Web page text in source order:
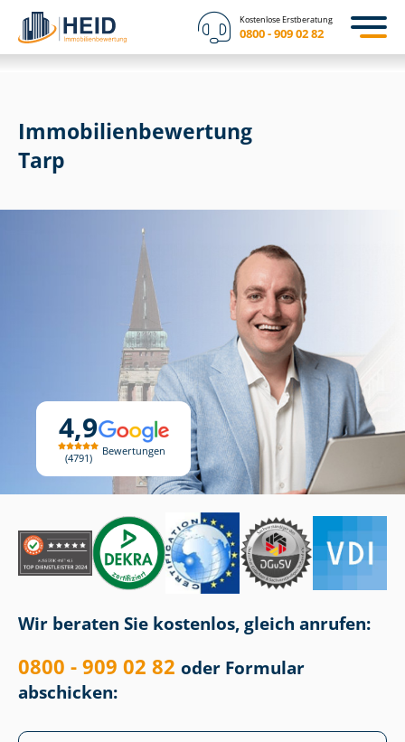
Kostenlose Erstberatung
0800 - 909 02 82
4,9
4791
Bewertungen
Immobilien­bewertung
Tarp
Wir beraten Sie kostenlos, gleich anrufen:
0800 - 909 02 82 oder Formular
abschicken: